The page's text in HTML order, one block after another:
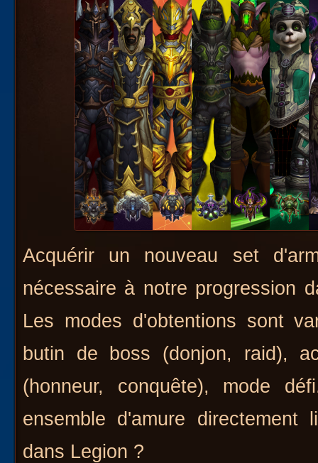
Acquérir un nouveau set
nécessaire à notre progression
Les modes d'obtentions sont
butin de boss (donjon, raid),
(honneur, conquête), mode
ensemble d'amure
dans Legion ?